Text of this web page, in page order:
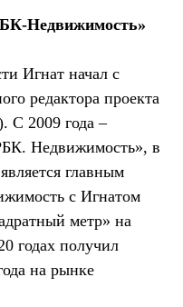
Недвижимость»
Игнат начал с
редактора проекта
С 2009 года –
Недвижимость», в
главным
с Игнатом
метр» на
годах получил
на рынке